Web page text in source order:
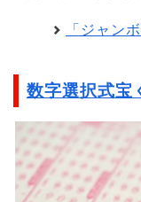
「ジャン
数字選択式宝